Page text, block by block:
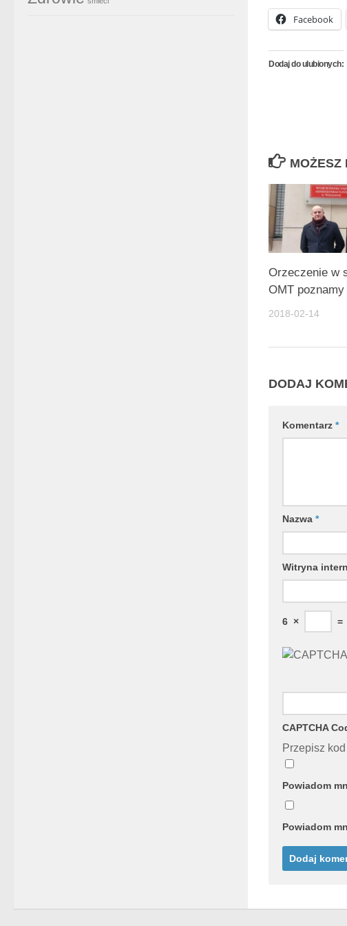
Facebook
Dodaj do ulubionych:
MOŻESZ
Orzeczenie w
OMT
2018-02-14
DODAJ
Komentarz *
Nazwa *
Witryna
6 × =
CAPTCHA
Przepisz
Powiadom
Powiadom